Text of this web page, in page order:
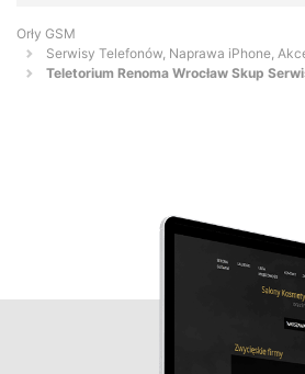
Orły GSM
Serwisy Telefonów, Naprawa iPhone,
Teletorium Renoma Wrocław Skup